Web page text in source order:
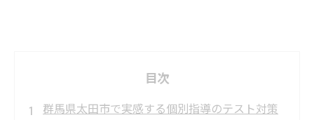
目次
群馬県太田市で実感する個別指導のテスト対策